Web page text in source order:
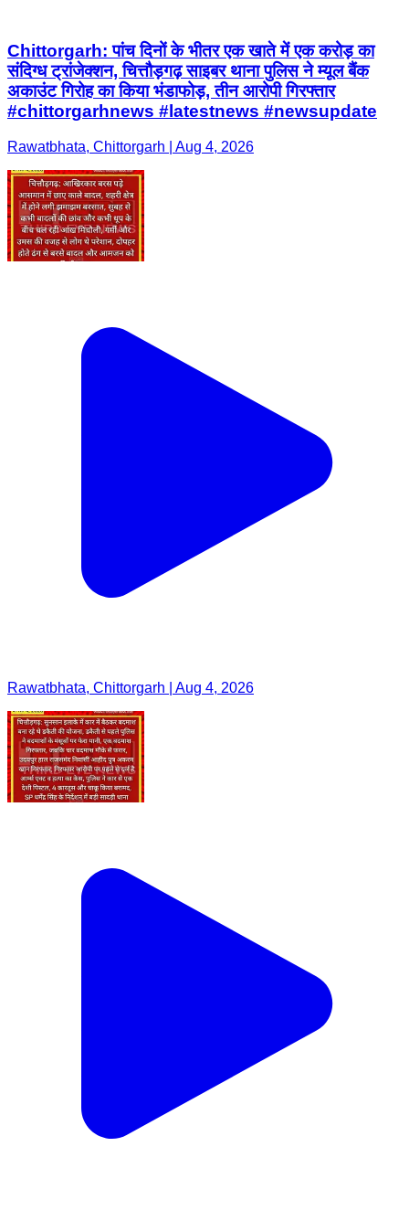
Chittorgarh: पांच दिनों के भीतर एक खाते में एक करोड़ का
संदिग्ध ट्रांजेक्शन, चित्तौड़गढ़ साइबर थाना पुलिस ने म्यूल बैंक
अकाउंट गिरोह का किया भंडाफोड़, तीन आरोपी गिरफ्तार
#chittorgarhnews #latestnews #newsupdate
Rawatbhata, Chittorgarh | Aug 4, 2026
Rawatbhata, Chittorgarh | Aug 4, 2026